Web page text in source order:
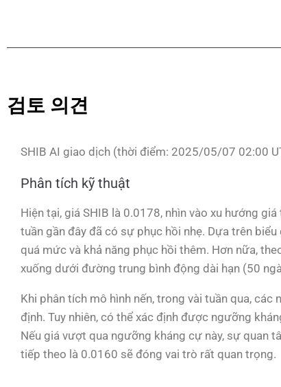
검토 의견
SHIB AI giao dịch (thời điểm: 2025/05/07 02:00
Phân tích kỹ thuật
Hiện tại, giá SHIB là 0.0178, nhìn vào xu hướng
tuần gần đây đã có sự phục hồi nhẹ. Dựa trên
quá mức và khả năng phục hồi thêm. Hơn nữa,
xuống dưới đường trung bình động dài hạn (50
Khi phân tích mô hình nến, trong vài tuần qua,
định. Tuy nhiên, có thể xác định được ngưỡng
Nếu giá vượt qua ngưỡng kháng cự này, sự quan
tiếp theo là 0.0160 sẽ đóng vai trò rất quan trọng.